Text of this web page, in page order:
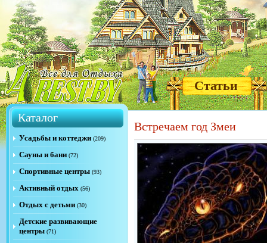
Статьи
Каталог
Усадьбы и коттеджи (209)
Сауны и бани (72)
Спортивные центры (93)
Активный отдых (56)
Отдых с детьми (30)
Детские развивающие
центры (71)
Встречаем год Змеи